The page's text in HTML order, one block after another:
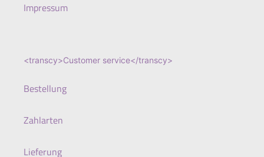
Impressum
<transcy>Customer service</transcy>
Bestellung
Zahlarten
Lieferung